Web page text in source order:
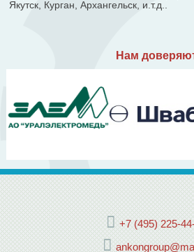
Якутск, Курган, Архангельск, и.т.д..
Нам
+7 (495) 225-